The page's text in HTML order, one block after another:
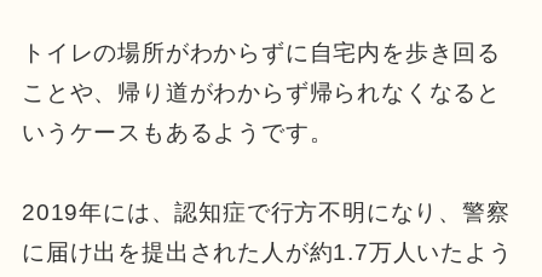
トイレの場所がわからずに自宅内を歩き回る
ことや、帰り道がわからず帰られなくなると
いうケースもあるようです。
2019年には、認知症で行方不明になり、警察
に届け出を提出された人が約1.7万人いたよう